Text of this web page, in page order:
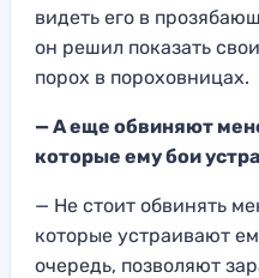
видеть его в
он решил показать
порох в пороховницах.
— А еще обвиняют
которые ему бои
— Не стоит обвинять
которые устраивают
очередь, позволяют